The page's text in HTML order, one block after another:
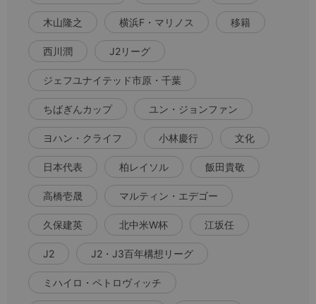
木山隆之 横浜F・マリノス 移籍
西川潤 J2リーグ
ジェフユナイテッド市原・千葉
ちばぎんカップ ユン・ジョンファン
ヨハン・クライフ 小林慶行 文化
日本代表 柏レイソル 飯田貴敬
高橋壱晟 マルティン・エデゴー
久保建英 北中米W杯 江坂任
J2 J2・J3百年構想リーグ
ミハイロ・ペトロヴィッチ